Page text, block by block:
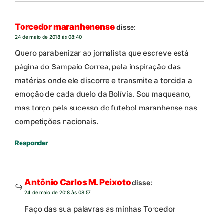
Torcedor maranhenensedisse:
24 de maio de 2018 às 08:40
Quero parabenizar ao jornalista que escreve está
página do Sampaio Correa, pela inspiração das
matérias onde ele discorre e transmite a torcida a
emoção de cada duelo da Bolívia. Sou maqueano,
mas torço pela sucesso do futebol maranhense nas
competições nacionais.
Responder
Antônio Carlos M. Peixoto disse:
24 de maio de 2018 às 08:57
Faço das sua palavras as minhas Torcedor